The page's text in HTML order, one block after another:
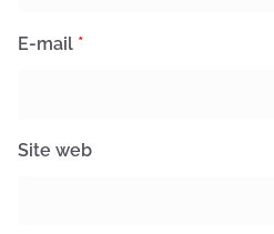
E-mail *
Site web